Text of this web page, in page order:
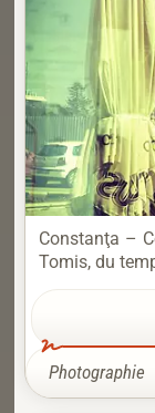
Constanţa –
Tomis, du
Photographie